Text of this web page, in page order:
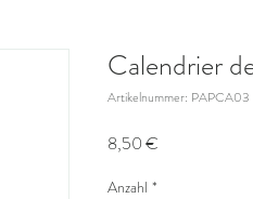
Calendrier
Artikelnummer: PAPCA03
8,50 €
Anzahl *